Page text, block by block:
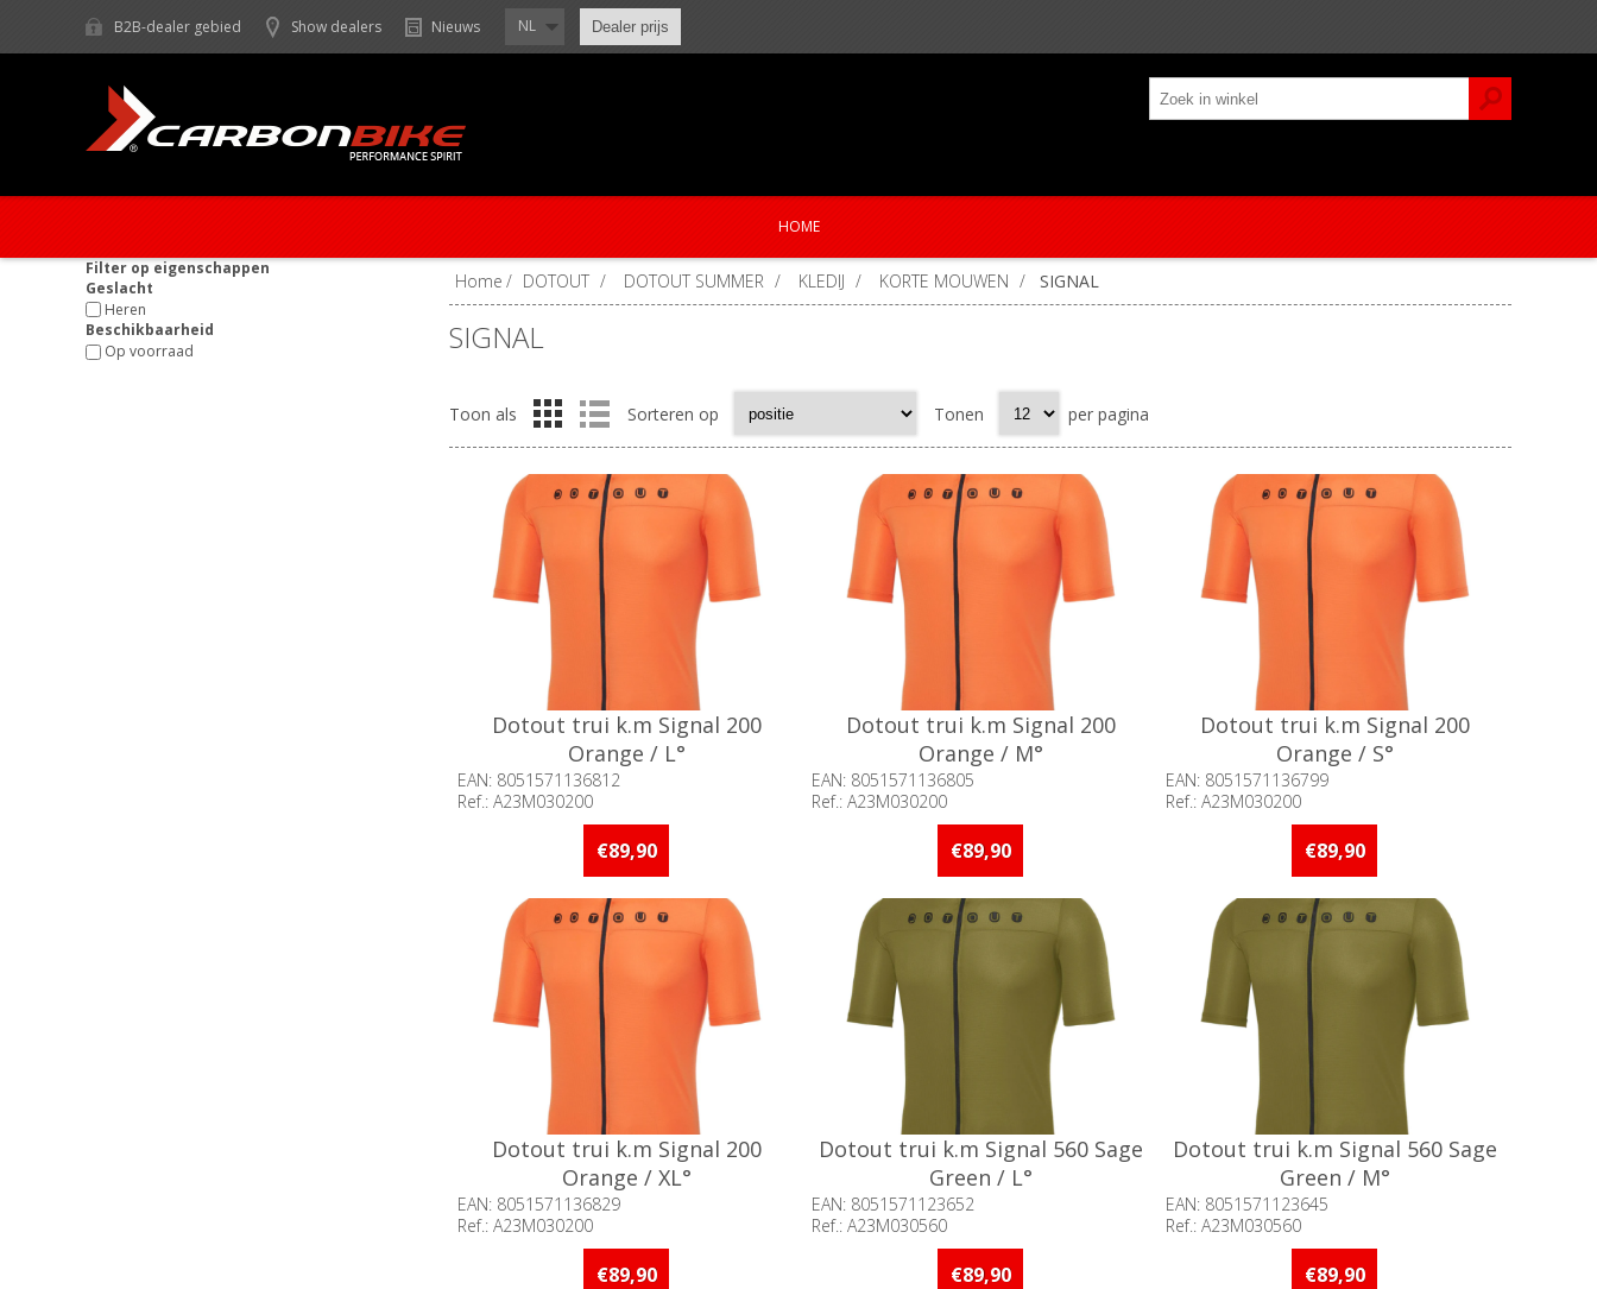
B2B-dealer gebied Show dealers Nieuws NL Dealer prijs
HOME
Home / DOTOUT / DOTOUT SUMMER / KLEDIJ / KORTE MOUWEN / SIGNAL
SIGNAL
Toon als Sorteren op Tonen per pagina
Dotout trui k.m Signal 200
Orange / L°
EAN: 8051571136812
Ref.: A23M030200
Beschikbaarheid:: Minder dan 5 stuks
€89,90
Dotout trui k.m Signal 200
Orange / M°
EAN: 8051571136805
Ref.: A23M030200
Beschikbaarheid:: Minder dan 5 stuks
€89,90
Dotout trui k.m Signal 200
Orange / S°
EAN: 8051571136799
Ref.: A23M030200
Beschikbaarheid:: Minder dan 5 stuks
€89,90
Dotout trui k.m Signal 200
Orange / XL°
EAN: 8051571136829
Ref.: A23M030200
Beschikbaarheid:: Minder dan 5 stuks
€89,90
Dotout trui k.m Signal 560 Sage
Green / L°
EAN: 8051571123652
Ref.: A23M030560
Beschikbaarheid:: Minder dan 5 stuks
€89,90
Dotout trui k.m Signal 560 Sage
Green / M°
EAN: 8051571123645
Ref.: A23M030560
Beschikbaarheid:: Minder dan 5 stuks
€89,90
Filter op eigenschappen
Geslacht
Heren
Beschikbaarheid
Op voorraad